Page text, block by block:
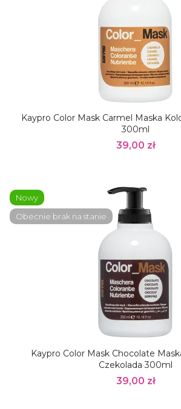
Kaypro Color Mask Carmel Maska
300ml
39,00 zł
Kaypro Color Mask Chocolate
Czekolada 300ml
39,00 zł
Nowy
Obecnie brak na stanie